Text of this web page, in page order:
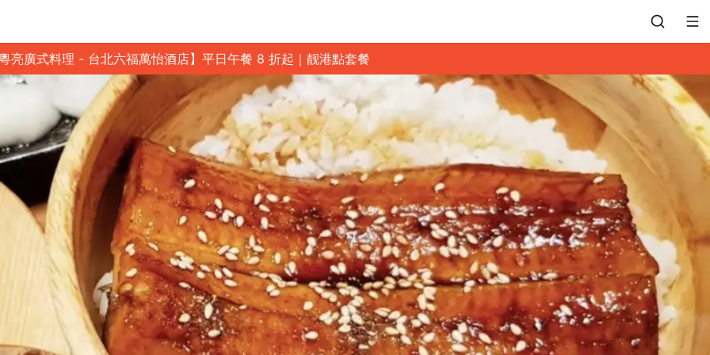
訂位紀錄
餐廳客服
常見問題
EZTABLE 禮物卡
餐廳合作
亮廣式料理 - 台北六福萬怡酒店】平日午餐 8 折起｜靓港點套餐